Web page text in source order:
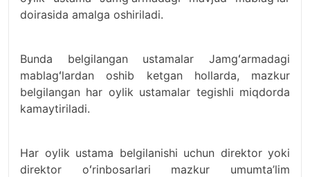
doirasida amalga oshiriladi.
Bunda belgilangan ustamalar Jamgʻarmadagi
mablagʻlardan oshib ketgan hollarda, mazkur
belgilangan har oylik ustamalar tegishli miqdorda
kamaytiriladi.
Har oylik ustama belgilanishi uchun direktor yoki
direktor oʻrinbosarlari mazkur umumta’lim